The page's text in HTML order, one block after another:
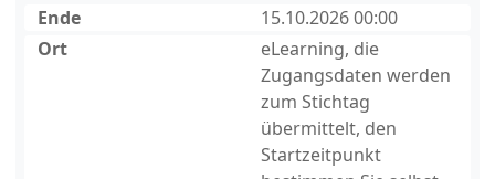
Ende
15.10.2026 00:00
Ort
eLearning, die
Zugangsdaten werden
zum Stichtag
übermittelt, den
Startzeitpunkt